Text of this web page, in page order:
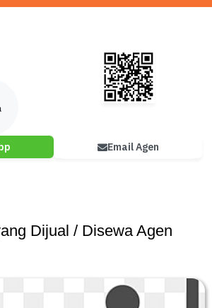
Email Agen
Dijual / Disewa Agen